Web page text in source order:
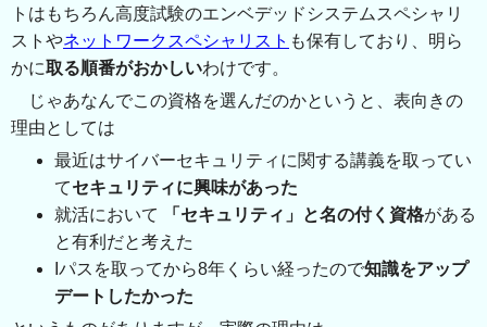
トはもちろん高度試験のエンベデッドシステムスペシャリ
ストやネットワークスペシャリスト も保有しており、明ら
かに取る順番がおかしいわけです。
じゃあなんでこの資格を選んだのかというと、表向きの
理由としては
最近はサイバーセキュリティに関する講義を取ってい
てセキュリティに興味があった
就活において
「セキュリティ」と名の付く資格がある
と有利だと考えた
Iパスを取ってから8年くらい経ったので知識をアップ
デートしたかった